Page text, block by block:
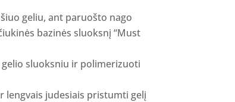
geliu, ant paruošto nago
bazinės sluoksnį “Must
sluoksniu ir polimerizuoti
judesiais pristumti gelį